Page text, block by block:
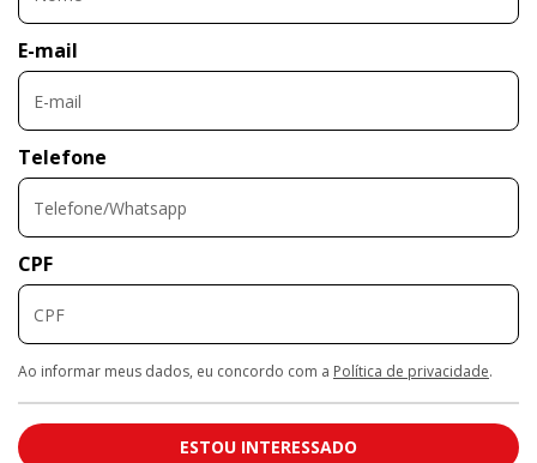
E-mail
Telefone
CPF
Ao informar meus dados, eu concordo com a Política de privacidade.
ESTOU INTERESSADO